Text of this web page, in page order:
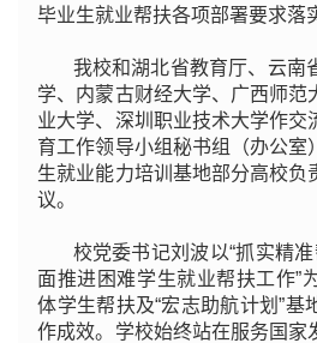
毕业生就业帮扶各项部署要求落
我校和湖北省教育厅、云南
学、内蒙古财经大学、广西师范
业大学、深圳职业技术大学作交
育工作领导小组秘书组（办公室
生就业能力培训基地部分高校负
议。
校党委书记刘波以“抓实精
面推进困难学生就业帮扶工作”
体学生帮扶及“宏志助航计划”基
作成效。学校始终站在服务国家